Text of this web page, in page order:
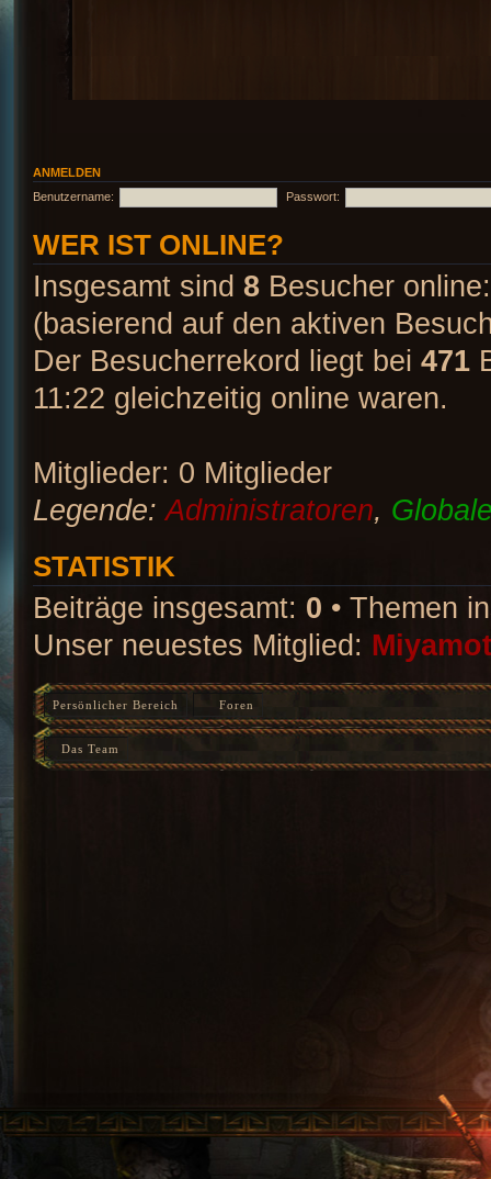
ANMELDEN
Benutzername:
Passwort:
WER IST ONLINE?
Insgesamt sind 8 Besucher
(basierend auf den aktiven
Der Besucherrekord liegt bei 471
11:22 gleichzeitig online waren.
Mitglieder: 0 Mitglieder
Legende:Administratoren,
STATISTIK
Beiträge insgesamt: 0 • Themen
Unser neuestes Mitglied:
Persönlicher Bereich Foren
Das Team